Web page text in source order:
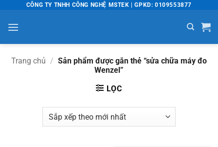
nội
dung
CÔNG TY TNHH CÔNG NGHỆ MSTEK | GPKD: 0109553877
Trang chủ / Sản phẩm được gắn thẻ “sửa chữa máy đo
Wenzel”
LỌC